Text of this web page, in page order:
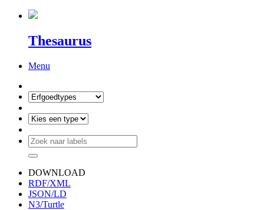
Thesaurus
Menu
DOWNLOAD
RDF/XML
JSON/LD
N3/Turtle